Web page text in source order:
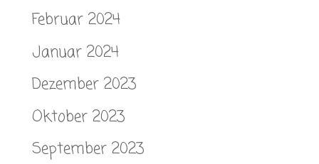
Februar 2024
Januar 2024
Dezember 2023
Oktober 2023
September 2023